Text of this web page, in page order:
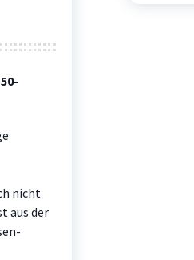
nicht
aus der